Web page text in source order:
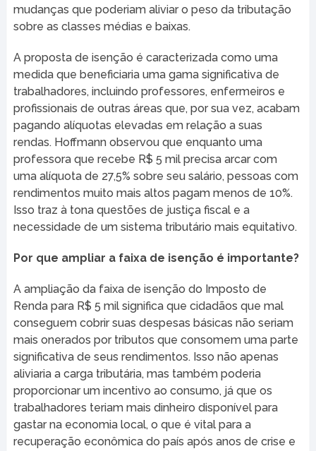
mudanças que poderiam aliviar o peso da tributação
sobre as classes médias e baixas.
A proposta de isenção é caracterizada como uma
medida que beneficiaria uma gama significativa de
trabalhadores, incluindo professores, enfermeiros e
profissionais de outras áreas que, por sua vez, acabam
pagando alíquotas elevadas em relação a suas
rendas. Hoffmann observou que enquanto uma
professora que recebe R$ 5 mil precisa arcar com
uma alíquota de 27,5% sobre seu salário, pessoas com
rendimentos muito mais altos pagam menos de 10%.
Isso traz à tona questões de justiça fiscal e a
necessidade de um sistema tributário mais equitativo.
Por que ampliar a faixa de isenção é importante?
A ampliação da faixa de isenção do Imposto de
Renda para R$ 5 mil significa que cidadãos que mal
conseguem cobrir suas despesas básicas não seriam
mais onerados por tributos que consomem uma parte
significativa de seus rendimentos. Isso não apenas
aliviaria a carga tributária, mas também poderia
proporcionar um incentivo ao consumo, já que os
trabalhadores teriam mais dinheiro disponível para
gastar na economia local, o que é vital para a
recuperação econômica do país após anos de crise e